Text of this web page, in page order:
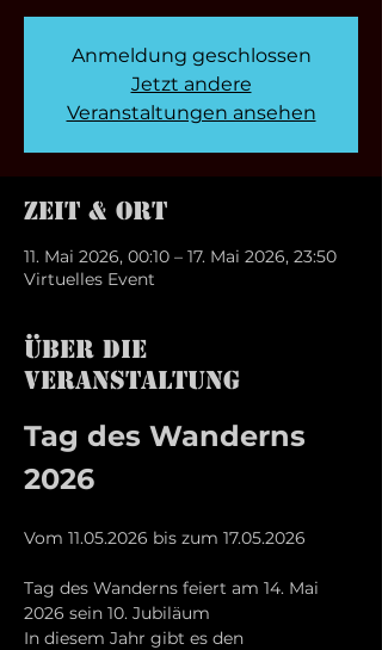
Anmeldung geschlossen
Jetzt andere
Veranstaltungen ansehen
Zeit & Ort
11. Mai 2026, 00:10 – 17. Mai 2026, 23:50
Virtuelles Event
Über die
Veranstaltung
Tag des Wanderns
2026
Vom 11.05.2026 bis zum 17.05.2026
Tag des Wanderns feiert am 14. Mai
2026 sein 10. Jubiläum
In diesem Jahr gibt es den